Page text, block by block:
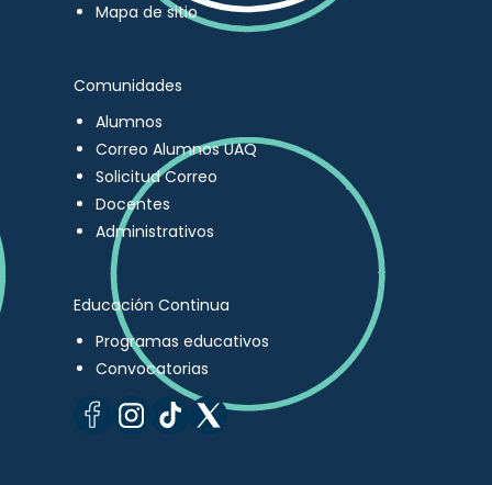
Mapa de sitio
Comunidades
Alumnos
Correo Alumnos UAQ
Solicitud Correo
Docentes
Administrativos
Educación Continua
Programas educativos
Convocatorias